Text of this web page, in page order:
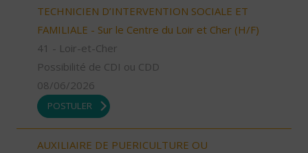
TECHNICIEN D’INTERVENTION SOCIALE ET
FAMILIALE - Sur le Centre du Loir et Cher (H/F)
41 - Loir-et-Cher
Possibilité de CDI ou CDD
08/06/2026
POSTULER
AUXILIAIRE DE PUERICULTURE OU